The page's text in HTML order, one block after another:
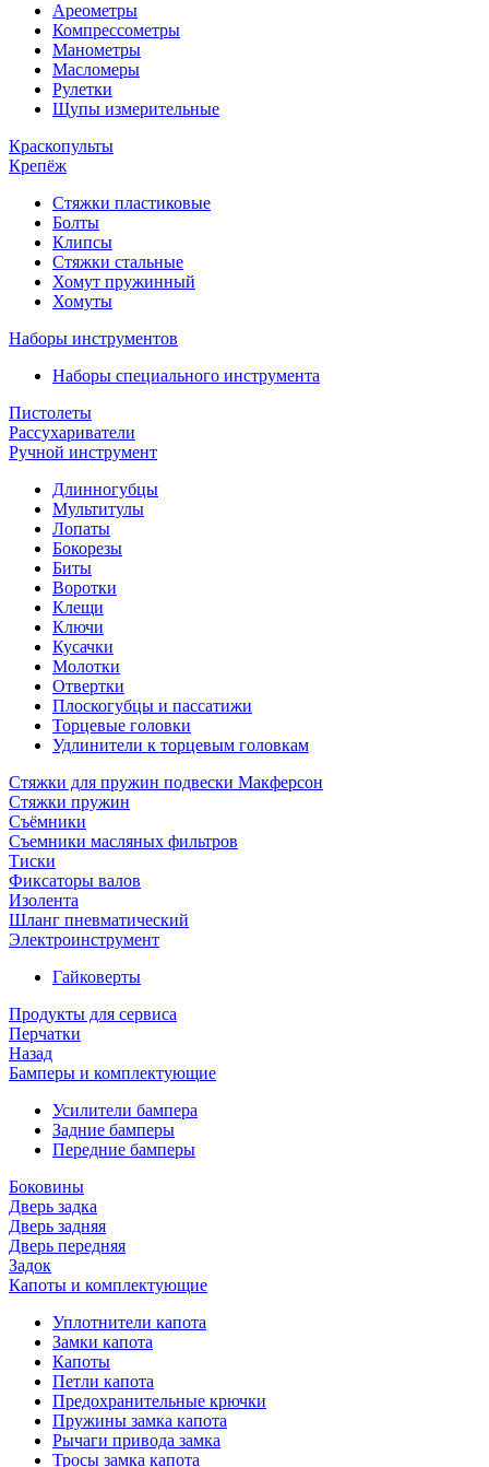
Ареометры
Компрессометры
Манометры
Масломеры
Рулетки
Щупы измерительные
Краскопульты
Крепёж
Стяжки пластиковые
Болты
Клипсы
Стяжки стальные
Хомут пружинный
Хомуты
Наборы инструментов
Наборы специального инструмента
Пистолеты
Рассухариватели
Ручной инструмент
Длинногубцы
Мультитулы
Лопаты
Бокорезы
Биты
Воротки
Клещи
Ключи
Кусачки
Молотки
Отвертки
Плоскогубцы и пассатижи
Торцевые головки
Удлинители к торцевым головкам
Стяжки для пружин подвески Макферсон
Стяжки пружин
Съёмники
Съемники масляных фильтров
Тиски
Фиксаторы валов
Изолента
Шланг пневматический
Электроинструмент
Гайковерты
Продукты для сервиса
Перчатки
Назад
Бамперы и комплектующие
Усилители бампера
Задние бамперы
Передние бамперы
Боковины
Дверь задка
Дверь задняя
Дверь передняя
Задок
Капоты и комплектующие
Уплотнители капота
Замки капота
Капоты
Петли капота
Предохранительные крючки
Пружины замка капота
Рычаги привода замка
Тросы замка капота